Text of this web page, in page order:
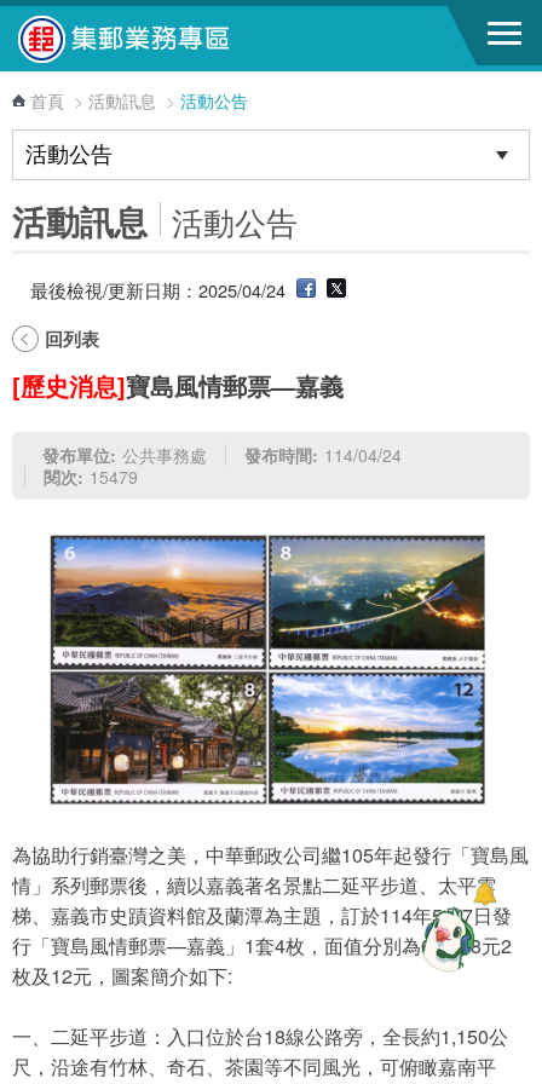
跳到主要內容區塊
首頁 > 活動訊息 > 活動公告
活動訊息 活動公告
最後檢視/更新日期：2025/04/24
回列表
[歷史消息]寶島風情郵票—嘉義
發布單位: 公共事務處 發布時間: 114/04/24
閱次: 15479
為協助行銷臺灣之美，中華郵政公司繼105年起發行「寶島風
情」系列郵票後，續以嘉義著名景點二延平步道、太平雲
梯、嘉義市史蹟資料館及蘭潭為主題，訂於114年5月7日發
行「寶島風情郵票—嘉義」1套4枚，面值分別為6元、8元2
枚及12元，圖案簡介如下:
一、二延平步道：入口位於台18線公路旁，全長約1,150公
尺，沿途有竹林、奇石、茶園等不同風光，可俯瞰嘉南平